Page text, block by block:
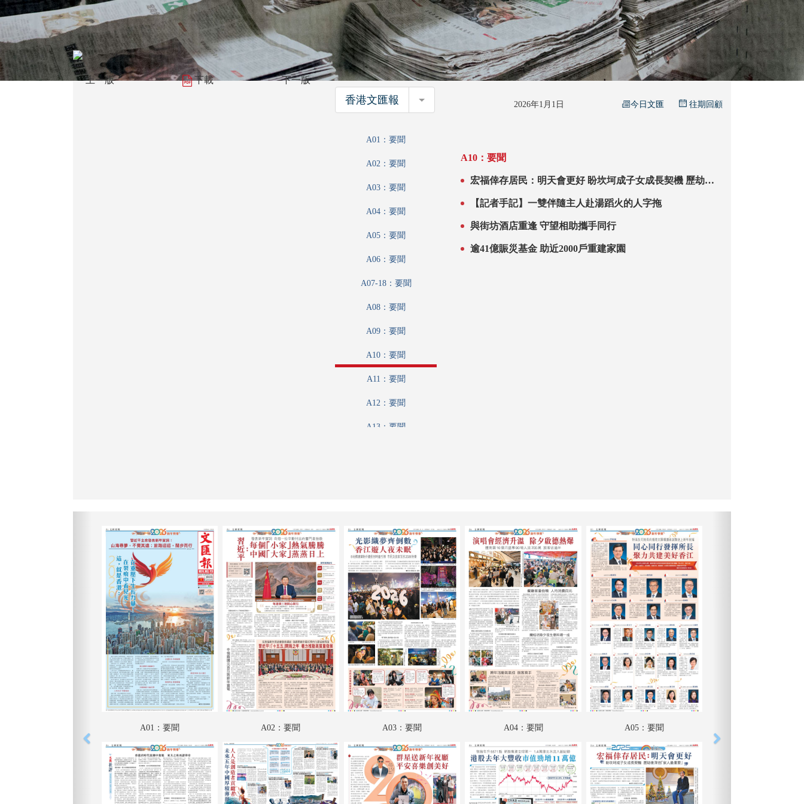
上一版 下載 下一版
香港文匯報 香港文匯報 2026年1月1日 今日文匯 往期回顧
A01：要聞
A02：要聞
A03：要聞
A04：要聞
A05：要聞
A06：要聞
A07-18：要聞
A08：要聞
A09：要聞
A10：要聞
A11：要聞
A12：要聞
A13：要聞
A19：內地
A20：財經
A21：副刊專題
A22：采風
A23：國際
A24：國際
B01：娛樂
B02：星光
B04：體育
C01：文匯馬經
A10：要聞
宏福倖存居民：明天會更好 盼坎坷成子女成長契機 歷劫後
【記者手記】一雙伴隨主人赴湯蹈火的人字拖
與街坊酒店重逢 守望相助攜手同行
逾41億賑災基金 助近2000戶重建家園
A01：要聞 A02：要聞 A03：要聞 A04：要聞 A05：要聞